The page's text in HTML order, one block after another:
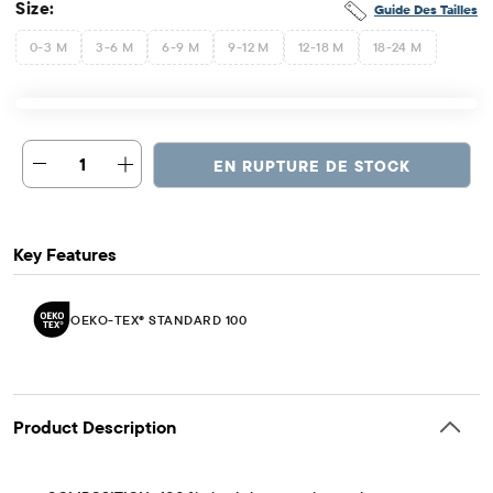
Guide Des Tailles
Size:
0-3 M 3-6 M 6-9 M 9-12 M 12-18 M 18-24 M
1 EN RUPTURE DE STOCK
Key Features
OEKO-TEX® STANDARD 100
Product Description